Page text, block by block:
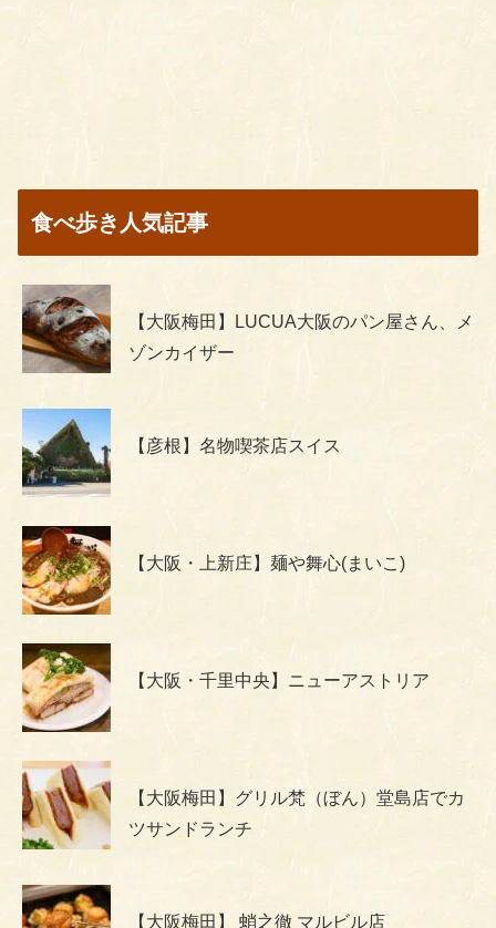
食べ歩き人気記事
【大阪梅田】LUCUA大阪のパン屋さん、メ
ゾンカイザー
【彦根】名物喫茶店スイス
【大阪・上新庄】麺や舞心(まいこ)
【大阪・千里中央】ニューアストリア
【大阪梅田】グリル梵（ぼん）堂島店でカ
ツサンドランチ
【大阪梅田】 蛸之徹 マルビル店